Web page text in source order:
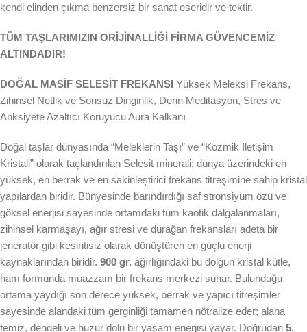
kendi elinden çıkma benzersiz bir sanat eseridir ve tektir.
TÜM TAŞLARIMIZIN ORİJİNALLİĞİ FİRMA GÜVENCEMİZ
ALTINDADIR!
DOĞAL MASİF SELESİT FREKANSI Yüksek Meleksi Frekans,
Zihinsel Netlik ve Sonsuz Dinginlik, Derin Meditasyon, Stres ve
Anksiyete Azaltıcı Koruyucu Aura Kalkanı
Doğal taşlar dünyasında “Meleklerin Taşı” ve “Kozmik İletişim
Kristali” olarak taçlandırılan Selesit minerali; dünya üzerindeki en
yüksek, en berrak ve en sakinleştirici frekans titreşimine sahip kristal
yapılardan biridir. Bünyesinde barındırdığı saf stronsiyum özü ve
göksel enerjisi sayesinde ortamdaki tüm kaotik dalgalanmaları,
zihinsel karmaşayı, ağır stresi ve durağan frekansları adeta bir
jeneratör gibi kesintisiz olarak dönüştüren en güçlü enerji
kaynaklarından biridir. 900 gr. ağırlığındaki bu dolgun kristal kütle,
ham formunda muazzam bir frekans merkezi sunar. Bulunduğu
ortama yaydığı son derece yüksek, berrak ve yapıcı titreşimler
sayesinde alandaki tüm gerginliği tamamen nötralize eder; alana
temiz, dengeli ve huzur dolu bir yaşam enerjisi yayar. Doğrudan 5.